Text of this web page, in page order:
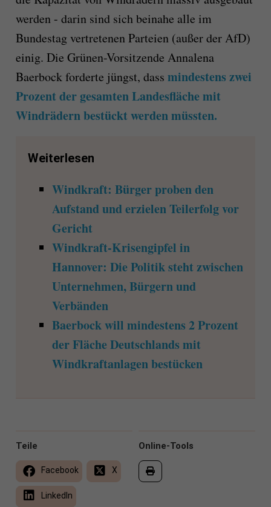
werden - darin sind sich beinahe alle im
Bundestag vertretenen Parteien (außer der AfD)
einig. Die Grünen-Vorsitzende Annalena
Baerbock forderte jüngst, dass mindestens zwei
Prozent der gesamten Landesfläche mit
Windrädern bestückt werden müssten.
Weiterlesen
Windkraft: Bürger proben den
Aufstand und erzielen Teilerfolg vor
Gericht
Windkraft-Krisengipfel in
Hannover: Die Politik steht zwischen
Unternehmen, Bürgern und
Verbänden
Baerbock will mindestens 2 Prozent
der Fläche Deutschlands mit
Windkraftanlagen bestücken
Online-Tools
Teile
Facebook X
LinkedIn